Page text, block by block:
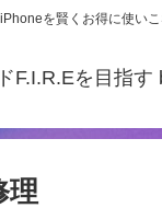
を賢くお得に使いこ
F.I.R.Eを目指す
理